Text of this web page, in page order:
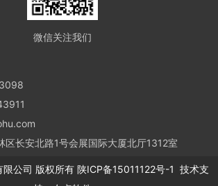
微信关注我们
区长安北路1号会展国际大厦北厅1312室
公司 版权所有 陕ICP备15011122号-1 技术支